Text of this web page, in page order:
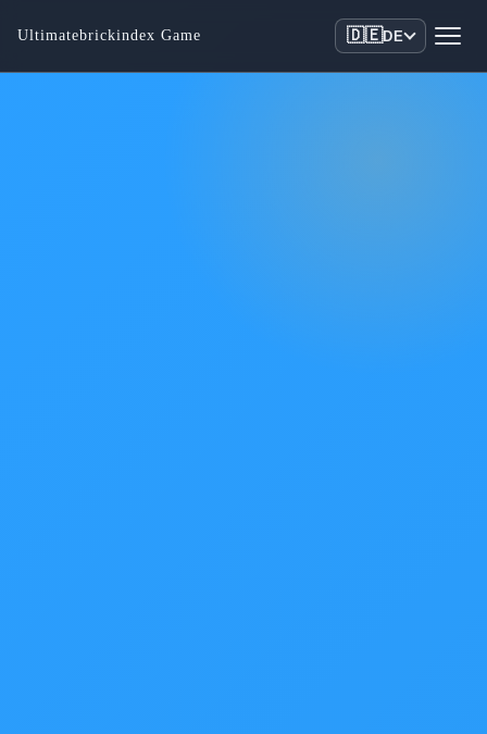
Ultimatebrickindex Game 🇩🇪DE